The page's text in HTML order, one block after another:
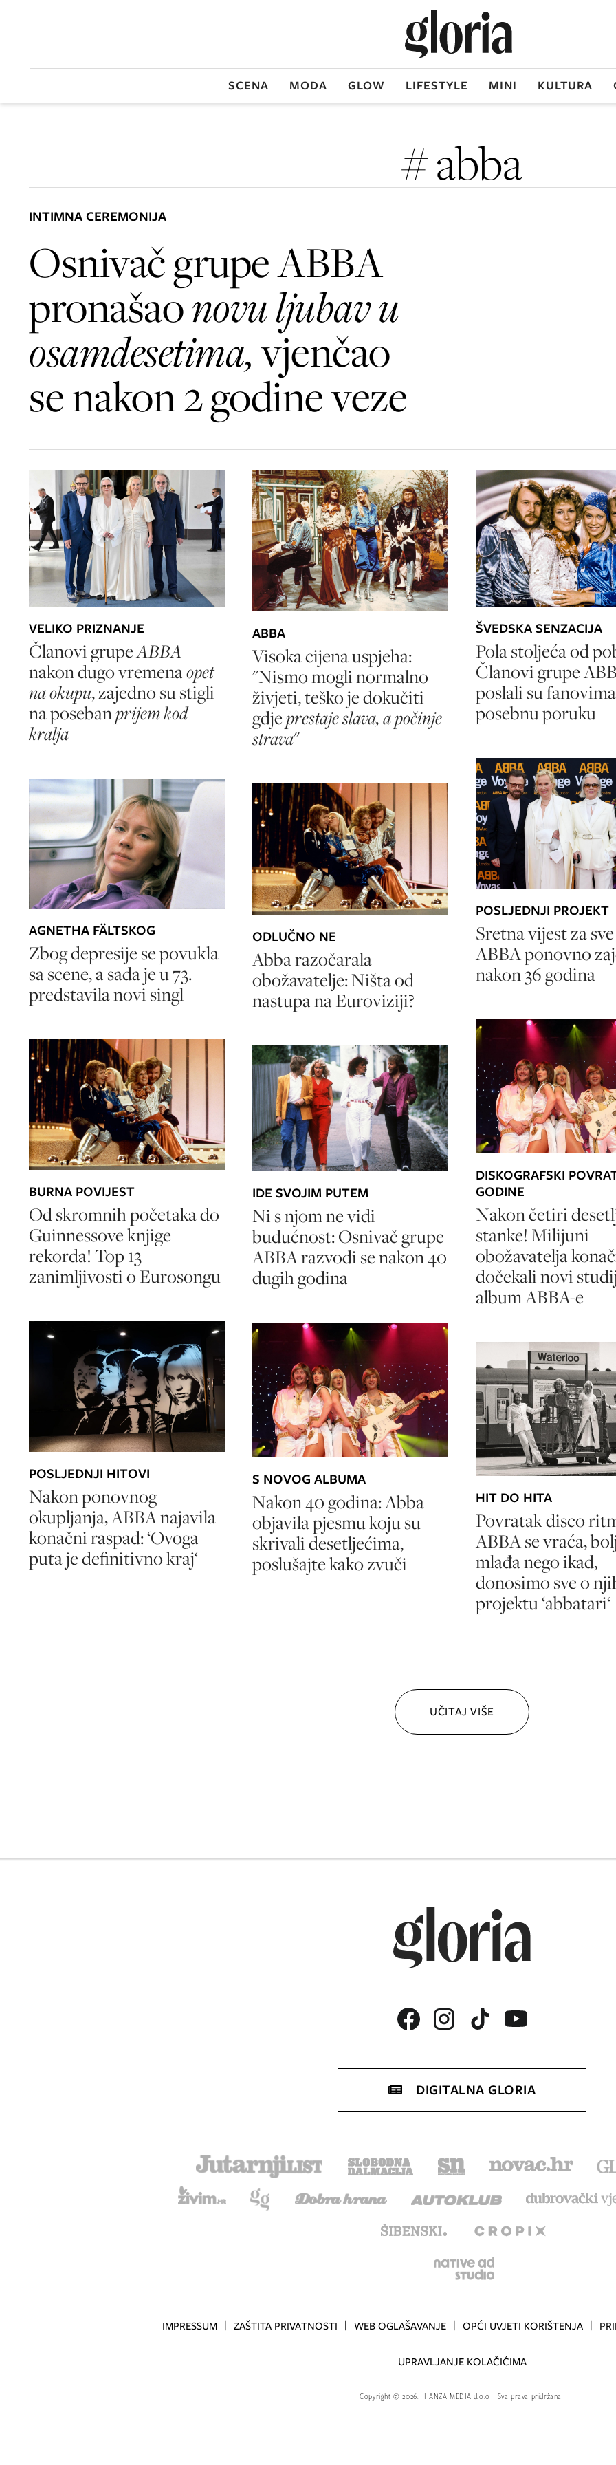
SCENA MODA GLOW LIFESTYLE MINI KULTURA
# abba
INTIMNA CEREMONIJA
Osnivač grupe ABBA
pronašaonovu ljubav u
osamdesetima,vjenčao
se nakon 2 godine veze
VELIKO PRIZNANJE
Članovi grupeABBA
nakon dugo vremenaopet
na okupu, zajedno su stigli
na posebanprijem kod
kralja
AGNETHA FÄLTSKOG
Zbog depresije se povukla
sa scene, a sada je u 73.
predstavila novi singl
BURNA POVIJEST
Od skromnih početaka do
Guinnessove knjige
rekorda! Top 13
zanimljivosti o Eurosongu
POSLJEDNJI HITOVI
Nakon ponovnog
okupljanja, ABBA najavila
konačni raspad: ‘Ovoga
puta je definitivno kraj‘
ABBA
Visoka cijena uspjeha:
"Nismo mogli normalno
živjeti, teško je dokučiti
gdjeprestaje slava, a počinje
strava"
ODLUČNO NE
Abba razočarala
obožavatelje: Ništa od
nastupa na Euroviziji?
IDE SVOJIM PUTEM
Ni s njom ne vidi
budućnost: Osnivač grupe
ABBA razvodi se nakon 40
dugih godina
S NOVOG ALBUMA
Nakon 40 godina: Abba
objavila pjesmu koju su
skrivali desetljećima,
poslušajte kako zvuči
ŠVEDSKA SENZACIJA
Pola stoljeća od
Članovi grupe
poslali su fanovima
posebnu poruku
POSLJEDNJI PROJEKT
Sretna vijest za
ABBA ponovno
nakon 36 godina
DISKOGRAFSKI
GODINE
Nakon četiri
stanke! Milijuni
obožavatelja
dočekali novi
album ABBA-e
HIT DO HITA
Povratak disco
ABBA se vraća,
mlađa nego ikad,
donosimo sve o
projektu ‘abbatari‘
UČITAJ VIŠE
DIGITALNA GLORIA
IMPRESSUM ZAŠTITA PRIVATNOSTI WEB OGLAŠAVANJE OPĆI UVJETI KORIŠTENJA
UPRAVLJANJE KOLAČIĆIMA
Copyright© 2026. HANZA MEDIA d.o.o Sva prava pridržana